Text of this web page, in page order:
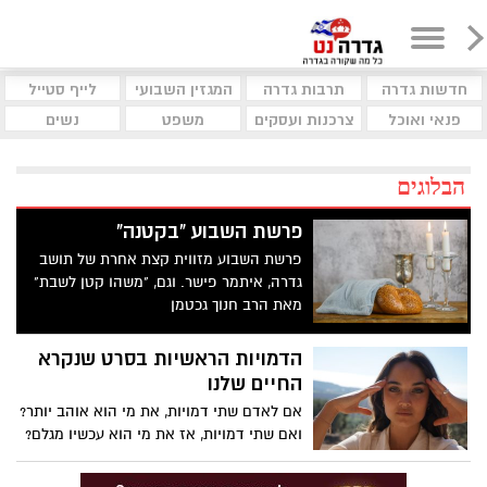
חדשות גדרה תרבות גדרה המגזין השבועי
לייף סטייל
פנאי ואוכל
צרכנות ועסקים משפט נשים
הבלוגים
פרשת השבוע "בקטנה"
פרשת השבוע מזווית קצת אחרת של תושב
גדרה, איתמר פישר. וגם, "משהו קטן לשבת"
מאת הרב חנוך גכטמן
הדמויות הראשיות בסרט שנקרא
החיים שלנו
אם לאדם שתי דמויות, את מי הוא אוהב יותר?
ואם שתי דמויות, אז את מי הוא עכשיו מגלם?